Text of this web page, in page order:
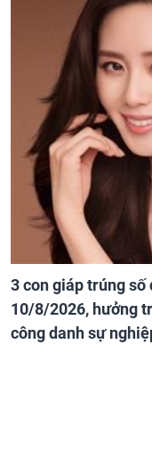
3 con giáp trúng số
10/8/2026, hưởng
công danh sự